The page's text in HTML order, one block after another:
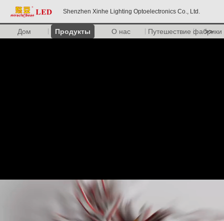
Shenzhen Xinhe Lighting Optoelectronics Co., Ltd.
Дом Продукты О нас Путешествие фабрики
>>